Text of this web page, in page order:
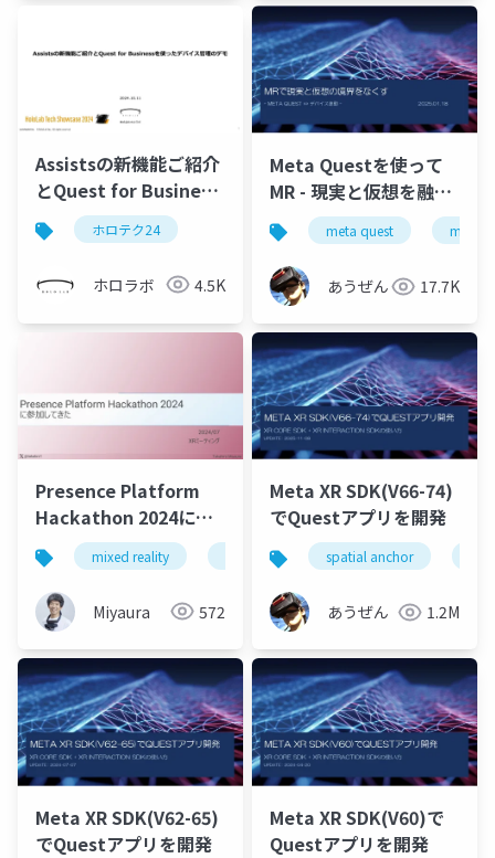
Assistsの新機能ご紹介
とQuest for Business
を使ったデバイス管理
のデモ
ホロテク24
ホロラボ 4.5K
Meta Questを使って
MR - 現実と仮想を融合
する デバイス連動編 -
meta quest mr
あうぜん 17.7K
Presence Platform
Hackathon 2024に参
加してきたmixed reality hackathon xrmtg
Miyaura 572
Meta XR SDK(V66-74)
でQuestアプリを開発
spatial anchor
あうぜん 1.2M
Meta XR SDK(V62-65)
でQuestアプリを開発
Meta XR SDK(V60)で
Questアプリを開発